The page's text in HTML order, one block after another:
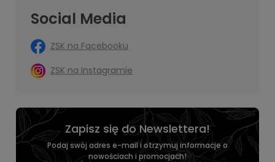
Social Media
ZSK na Facebooku
ZSK na Instagramie
Zapisz się do Newslettera!
Podaj swój adres e-mail i otrzymuj informacje o
nowościach i promocjach!